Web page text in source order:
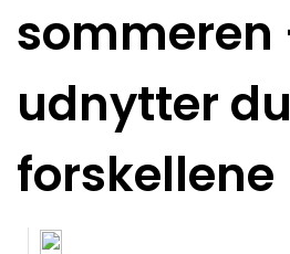
sommeren
udnytter du
forskellene